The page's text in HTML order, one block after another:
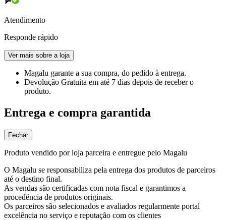
Atendimento
Responde rápido
Ver mais sobre a loja
Magalu garante a sua compra, do pedido à entrega.
Devolução Gratuita em até 7 dias depois de receber o
produto.
Entrega e compra garantida
Fechar
Produto vendido por loja parceira e entregue pelo Magalu
O Magalu se responsabiliza pela entrega dos produtos de parceiros
até o destino final.
As vendas são certificadas com nota fiscal e garantimos a
procedência de produtos originais.
Os parceiros são selecionados e avaliados regularmente portal
excelência no serviço e reputação com os clientes